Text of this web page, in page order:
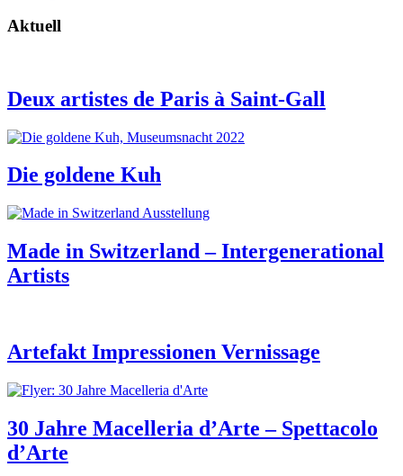
Aktuell
Deux artistes de Paris à Saint-Gall
Die goldene Kuh
Made in Switzerland – Intergenerational
Artists
Artefakt Impressionen Vernissage
30 Jahre Macelleria d’Arte – Spettacolo
d’Arte